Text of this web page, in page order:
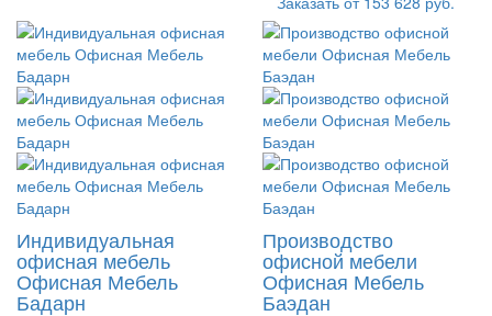
Индивидуальная
офисная мебель
Офисная Мебель
Бадарн
Производство
офисной мебели
Офисная Мебель
Баэдан